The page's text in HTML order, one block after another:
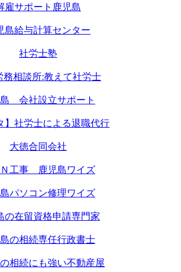
雇サポート鹿児島
島給与計算センター
社労士塾
務相談所:教えて社労士
会社設立サポート
】社労士による退職代行
大徳合同会社
Ｎ工事 鹿児島ワイズ
パソコン修理ワイズ
の在留資格申請専門家
の相続専任行政書士
相続にも強い不動産屋